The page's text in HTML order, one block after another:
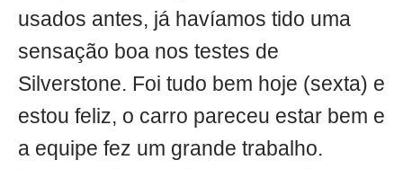
usados antes, já havíamos tido uma
sensação boa nos testes de
Silverstone. Foi tudo bem hoje (sexta) e
estou feliz, o carro pareceu estar bem e
a equipe fez um grande trabalho.